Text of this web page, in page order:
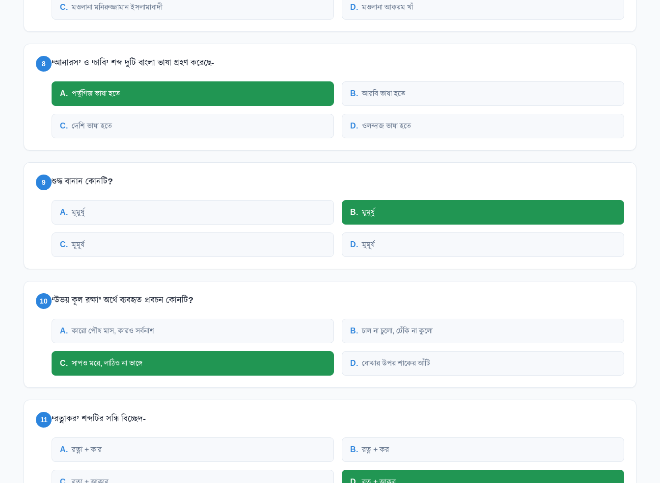
C. মওলানা মনিরুজ্জামান ইসলামাবাদী D. মওলানা আকরম খাঁ
8 ‘আনারস’ ও ‘চাবি’ শব্দ দুটি বাংলা ভাষা গ্রহণ করেছে-
A. পর্তুগিজ ভাষা হতে B. আরবি ভাষা হতে
C. দেশি ভাষা হতে D. ওলন্দাজ ভাষা হতে
9 শুদ্ধ বানান কোনটি?
A. মূমুর্ষু B. মুমূর্ষু
C. মূমূর্ষ D. মুমূর্ষ
10 ‘উভয় কূল রক্ষা’ অর্থে ব্যবহৃত প্রবচন কোনটি?
A. কারো পৌষ মাস, কারও সর্বনাশ B. চাল না চুলো, ঢেঁকি না কুলো
C. সাপও মরে, লাঠিও না ভাঙ্গে D. বোঝার উপর শাকের আঁটি
11 ‘রত্নাকর’ শব্দটির সন্ধি বিচ্ছেদ-
A. রত্না + কার B. রত্ন + কর